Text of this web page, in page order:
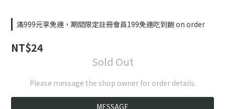
滿999元享免運，期間限定註冊會員199免運吃到飽 on order
NT$24
Sold Out
Please message the shop owner for order details.
MESSAGE